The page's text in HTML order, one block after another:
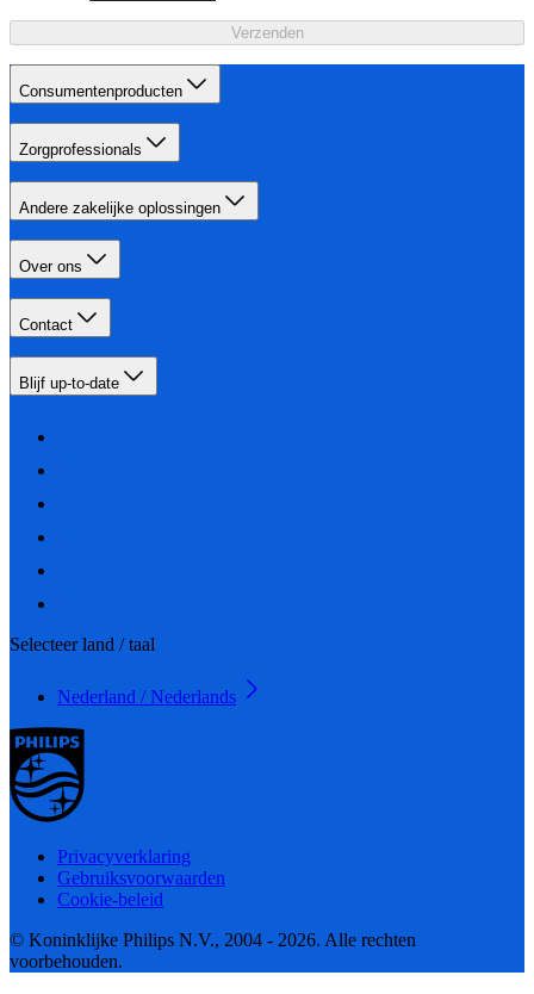
Verzenden
Consumentenproducten
Zorgprofessionals
Andere zakelijke oplossingen
Over ons
Contact
Blijf up-to-date
Selecteer land / taal
Nederland / Nederlands
Privacyverklaring
Gebruiksvoorwaarden
Cookie-beleid
© Koninklijke Philips N.V., 2004 - 2026. Alle rechten
voorbehouden.